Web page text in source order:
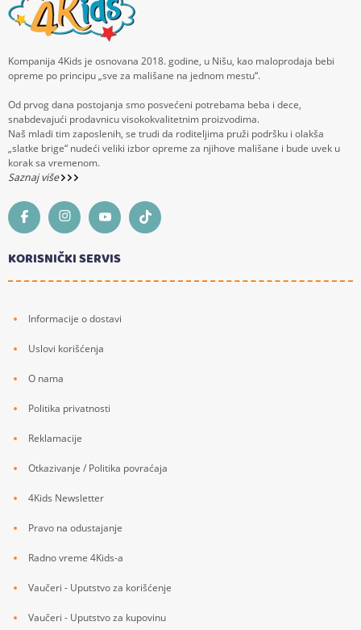
Kompanija 4Kids je osnovana 2018. godine, u Nišu, kao maloprodaja bebi
opreme po principu „sve za mališane na jednom mestu“.
Od prvog dana postojanja smo posvećeni potrebama beba i dece,
snabdevajući prodavnicu visokokvalitetnim proizvodima.
Naš mladi tim zaposlenih, se trudi da roditeljima pruži podršku i olakša
„slatke brige“ nudeći veliki izbor opreme za njihove mališane i bude uvek u
korak sa vremenom.
Saznaj više
KORISNIČKI SERVIS
Informacije o dostavi
Uslovi korišćenja
O nama
Politika privatnosti
Reklamacije
Otkazivanje / Politika povraćaja
4Kids Newsletter
Pravo na odustajanje
Radno vreme 4Kids-a
Vaučeri - Uputstvo za korišćenje
Vaučeri - Uputstvo za kupovinu